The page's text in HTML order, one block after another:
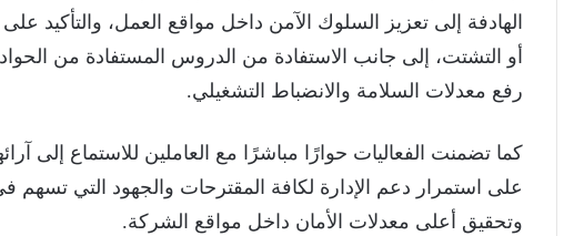
الهادفة إلى تعزيز السلوك الآمن داخل مواقع العمل، والتأكيد على
أو التشتت، إلى جانب الاستفادة من الدروس المستفادة من
رفع معدلات السلامة والانضباط التشغيلي.
كما تضمنت الفعاليات حوارًا مباشرًا مع العاملين للاستماع إلى
على استمرار دعم الإدارة لكافة المقترحات والجهود التي تسهم
وتحقيق أعلى معدلات الأمان داخل مواقع الشركة.